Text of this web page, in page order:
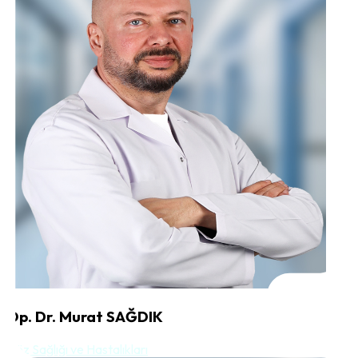
Op. Dr. Murat SAĞDIK
Göz Sağlığı ve Hastalıkları